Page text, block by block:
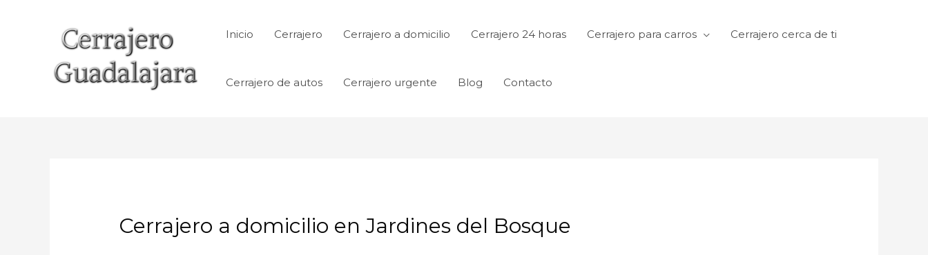
Inicio Cerrajero Cerrajero a domicilio Cerrajero 24 horas Cerrajero para carros Cerrajero cerca de ti
Cerrajero de autos Cerrajero urgente Blog Contacto
Cerrajero a domicilio en Jardines del Bosque